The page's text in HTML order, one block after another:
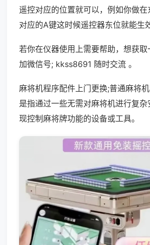
遥控对应的位置就可以，例如你做
对应的A键这时候遥控器东位就能生
若你在仪器使用上需要帮助，想获
加微信号; kkss8691 随时交流 。
麻将机程序配件上门更换;普通麻将
是指通过一些无需对麻将机进行复
现控制麻将牌功能的设备或工具。